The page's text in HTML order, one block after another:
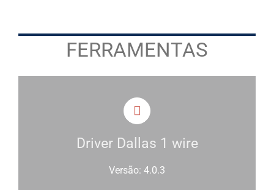
FERRAMENTAS
Driver Dallas 1 wire
Versão: 4.0.3